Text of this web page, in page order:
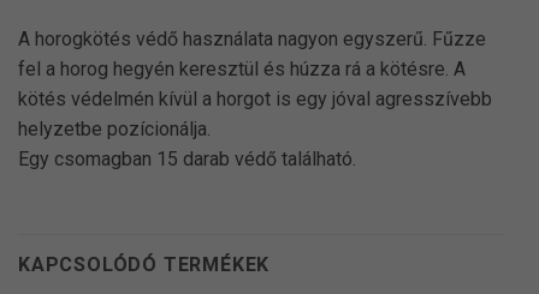
A horogkötés védő használata nagyon egyszerű. Fűzze
fel a horog hegyén keresztül és húzza rá a kötésre. A
kötés védelmén kívül a horgot is egy jóval agresszívebb
helyzetbe pozícionálja.
Egy csomagban 15 darab védő található.
KAPCSOLÓDÓ TERMÉKEK